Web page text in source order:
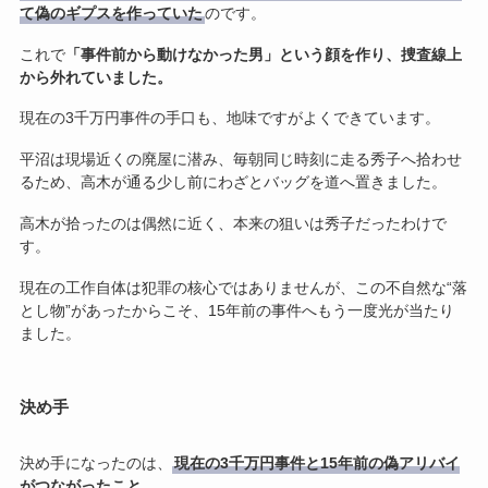
て偽のギプスを作っていたのです。
これで「事件前から動けなかった男」という顔を作り、捜査線上
から外れていました。
現在の3千万円事件の手口も、地味ですがよくできています。
平沼は現場近くの廃屋に潜み、毎朝同じ時刻に走る秀子へ拾わせ
るため、高木が通る少し前にわざとバッグを道へ置きました。
高木が拾ったのは偶然に近く、本来の狙いは秀子だったわけで
す。
現在の工作自体は犯罪の核心ではありませんが、この不自然な“落
とし物”があったからこそ、15年前の事件へもう一度光が当たり
ました。
決め手
決め手になったのは、
現在の3千万円事件と15年前の偽アリバイ